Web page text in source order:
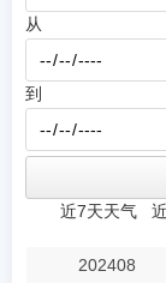
从
到
近7天天气
202408